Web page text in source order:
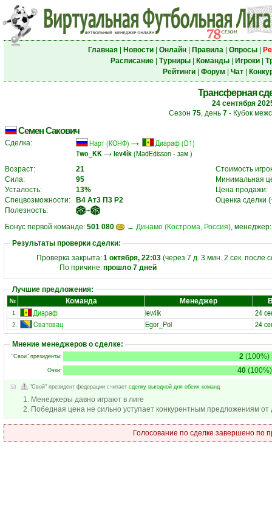
Главная| Новости| Онлайн| Правила| Опросы|
Расписание| Турниры| Команды| Игроки|
Рейтинги| Форум Чат|
Трансферная
24 сентября
Сезон 75, день 7- Кубок
Семен Сакович
Сделка: Нарт (КОНФ) →
Диараф (D1)
Two_KK→lev4ik(MadEdisson- зам.)
Возраст:
21
Сила:
95
Усталость:
13%
Спецвозможности:
В4 Ат3 П3 Р2
Полезность:
➟
Стоимость
Минимальная
Цена продажи:
Оценка сделки
Бонус первой команде: 501 080 → Динамо (Кострома, Россия),
Результаты проверки сделки:
Проверка закрыта:1 октября, 22:03 (через 7 д. 3 мин. 2 сек. после
По причине:прошло 7 дней
Лучшие предложения:
№ Команда Менеджер
1. Диараф lev4ik 24
2. Сватовац Egor_Pol 24
Мнение менеджеров о сделке:
"Свои" президенты: 2 (100%)
Очки: 40(100%)
"Свой" президент федерации считает сделку выгодной для обеих команд
1. Менеджеры давно играют в лиге
2. Победная цена не сильно уступает конкурентным предложениям от
Голосование по сделке завершено по